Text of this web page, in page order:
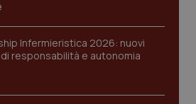
Infermieristica 2026: nuovi
responsabilità e autonomia